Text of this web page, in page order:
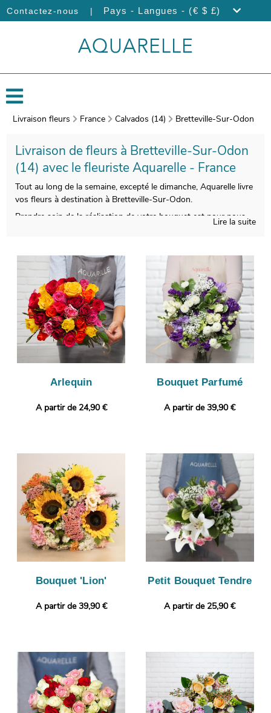
Contactez-nous | Pays - Langues - (€ $ £)
Livraison fleurs France Calvados (14) Bretteville-Sur-Odon
Livraison de fleurs à Bretteville-Sur-Odon
(14) avec le fleuriste Aquarelle - France
Tout au long de la semaine, excepté le dimanche, Aquarelle livre
vos fleurs à destination à Bretteville-Sur-Odon.
Prendre soin de la réalisation de votre bouquet est pour nous
nous prendrons une photo pour vous. Par la suite, nous vous
ferons parvenir cette photo sur votre boîte mail, avant de faire
livrer votre bouquet, à Bretteville-Sur-Odon. Rendez votre
bouquet plus personnel encore avec une photo ou un message
à choisir par vos soins.
Lire la suite
Arlequin
A partir de 24,90 €
Bouquet Parfumé
A partir de 39,90 €
Bouquet 'Lion'
A partir de 39,90 €
Petit Bouquet Tendre
A partir de 25,90 €